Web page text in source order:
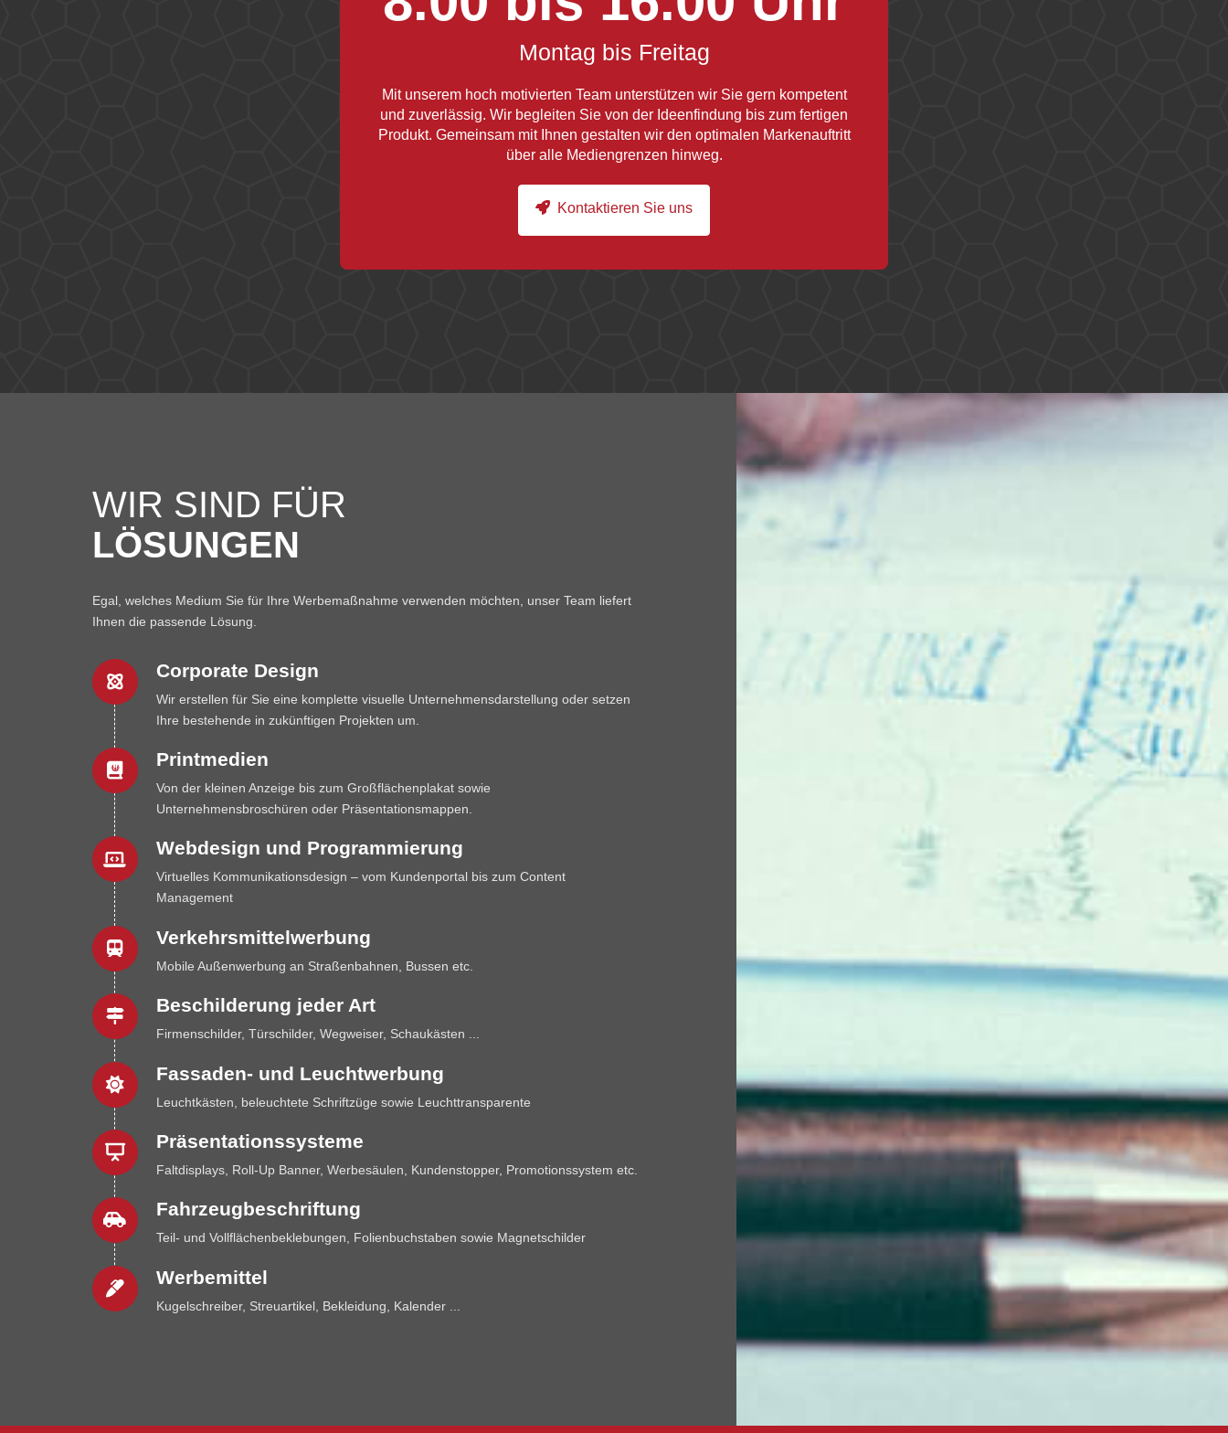
Montag bis Freitag
Mit unserem hoch motivierten Team unterstützen wir Sie gern kompetent
und zuverlässig. Wir begleiten Sie von der Ideenfindung bis zum fertigen
Produkt. Gemeinsam mit Ihnen gestalten wir den optimalen Markenauftritt
über alle Mediengrenzen hinweg.
Kontaktieren Sie uns
WIR SIND FÜR
LÖSUNGEN
Egal, welches Medium Sie für Ihre Werbemaßnahme verwenden möchten, unser Team liefert
Ihnen die passende Lösung.
Corporate Design
Wir erstellen für Sie eine komplette visuelle Unternehmensdarstellung oder setzen
Ihre bestehende in zukünftigen Projekten um.
Printmedien
Von der kleinen Anzeige bis zum Großflächenplakat sowie
Unternehmensbroschüren oder Präsentationsmappen.
Webdesign und Programmierung
Virtuelles Kommunikationsdesign – vom Kundenportal bis zum Content
Management
Verkehrsmittelwerbung
Mobile Außenwerbung an Straßenbahnen, Bussen etc.
Beschilderung jeder Art
Firmenschilder, Türschilder, Wegweiser, Schaukästen ...
Fassaden- und Leuchtwerbung
Leuchtkästen, beleuchtete Schriftzüge sowie Leuchttransparente
Präsentationssysteme
Faltdisplays, Roll-Up Banner, Werbesäulen, Kundenstopper, Promotionssystem etc.
Fahrzeugbeschriftung
Teil- und Vollflächenbeklebungen, Folienbuchstaben sowie Magnetschilder
Werbemittel
Kugelschreiber, Streuartikel, Bekleidung, Kalender ...